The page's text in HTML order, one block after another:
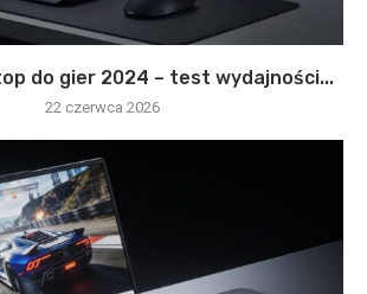
do gier 2024 – test wydajności...
22 czerwca 2026